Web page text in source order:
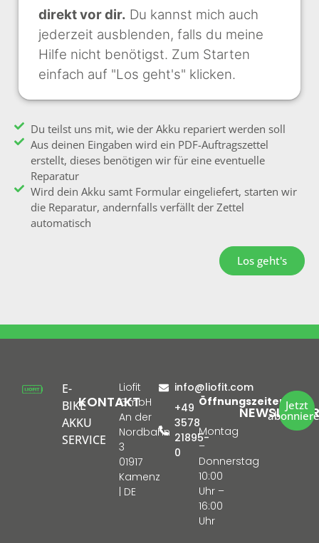
direkt vor dir. Du kannst mich auch
jederzeit ausblenden, falls du meine
Hilfe nicht benötigst. Zum Starten
einfach auf "Los geht's" klicken.
Du teilst uns mit, wie der Akku repariert werden soll
Aus deinen Eingaben wird ein PDF-Auftragszettel
erstellt, dieses benötigen wir für eine eventuelle
Reparatur
Wird dein Akku samt Formular eingeliefert, starten wir
die Reparatur, andernfalls verfällt der Zettel
automatisch
Los geht's
E-
BIKE
AKKU
SERVICE
KONTAKT
Liofit
GmbH
An der
Nordbahn
3
01917
Kamenz
| DE
info@liofit.com
+49
3578
21895-
0
Öffnungszeiten:
Montag
–
Donnerstag
10:00
Uhr –
16:00
Uhr
NEWSLETTER
Jetzt